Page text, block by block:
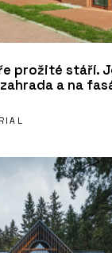
prožité stáří.
a na